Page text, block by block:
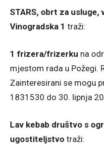
STARS, obrt za usluge,
Vinogradska 1 traži:
1 frizera/frizerku na
mjestom rada u Požegi.
Zainteresirani se mogu
1831530 do 30. lipnja
Lav kebab društvo s
ugostiteljstvo traži: